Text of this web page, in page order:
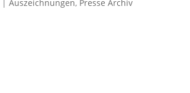
|Auszeichnungen, Presse Archiv